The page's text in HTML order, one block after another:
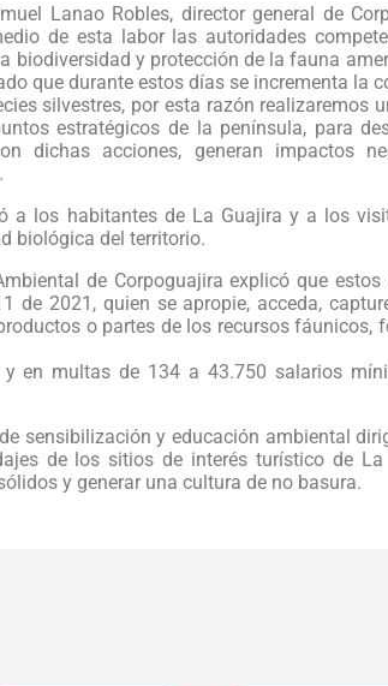
Lanao Robles, director general de
de esta labor las autoridades
biodiversidad y protección de la fauna
que durante estos días se incrementa la
silvestres, por esta razón realizaremos
estratégicos de la península, para
dichas acciones, generan impactos
a los habitantes de La Guajira y a los
biológica del territorio.
de Corpoguajira explicó que
2021, quien se apropie, acceda,
o partes de los recursos fáunicos,
en multas de 134 a 43.750 salarios
sensibilización y educación ambiental
de los sitios de interés turístico de
y generar una cultura de no basura.